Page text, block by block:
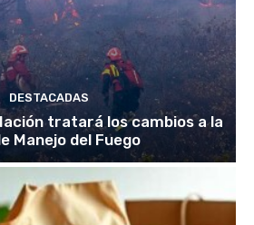
DESTACADAS
tratará los cambios a la
Manejo del Fuego